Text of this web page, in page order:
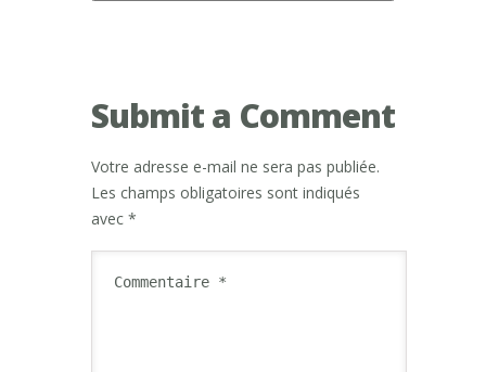
Submit a Comment
Votre adresse e-mail ne sera pas publiée.
Les champs obligatoires sont indiqués
avec *